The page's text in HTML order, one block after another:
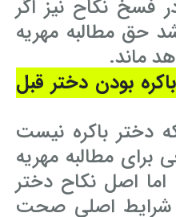
فسخ نکاح نیز اگر
حق مطالبه مهریه
ماند.
بودن دختر قبل
دختر باکره نیست
برای مطالبه مهریه
اصل نکاح دختر
شرایط اصلی صحت